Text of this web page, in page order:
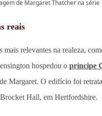
de Margaret Thatcher na série
reais
mais relevantes na realeza,
hospedou o príncipe
Margaret. O edifício foi
Hall, em Hertfordshire.